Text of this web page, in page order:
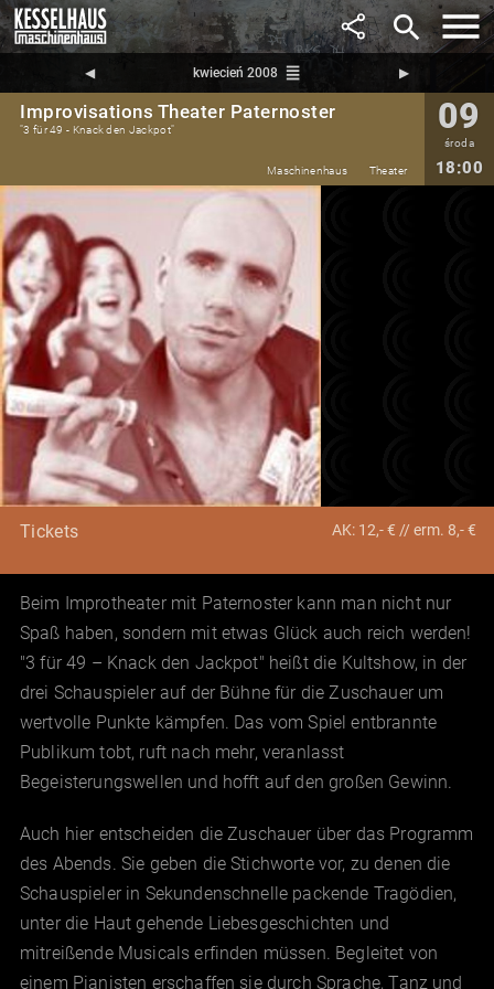
search
◀︎ kwiecień 2008 reorder ▶︎
Improvisations Theater Paternoster
"3 für 49 - Knack den Jackpot" 09
środa
18:00
Maschinenhaus Theater
Tickets AK: 12,- € // erm. 8,- €
Beim Improtheater mit Paternoster kann man nicht nur
Spaß haben, sondern mit etwas Glück auch reich werden!
"3 für 49 – Knack den Jackpot" heißt die Kultshow, in der
drei Schauspieler auf der Bühne für die Zuschauer um
wertvolle Punkte kämpfen. Das vom Spiel entbrannte
Publikum tobt, ruft nach mehr, veranlasst
Begeisterungswellen und hofft auf den großen Gewinn.
Auch hier entscheiden die Zuschauer über das Programm
des Abends. Sie geben die Stichworte vor, zu denen die
Schauspieler in Sekundenschnelle packende Tragödien,
unter die Haut gehende Liebesgeschichten und
mitreißende Musicals erfinden müssen. Begleitet von
einem Pianisten erschaffen sie durch Sprache, Tanz und